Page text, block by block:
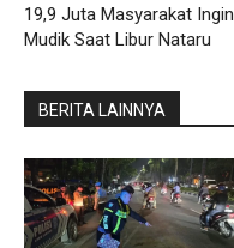
19,9 Juta Masyarakat Ingin
Mudik Saat Libur Nataru
BERITA LAINNYA